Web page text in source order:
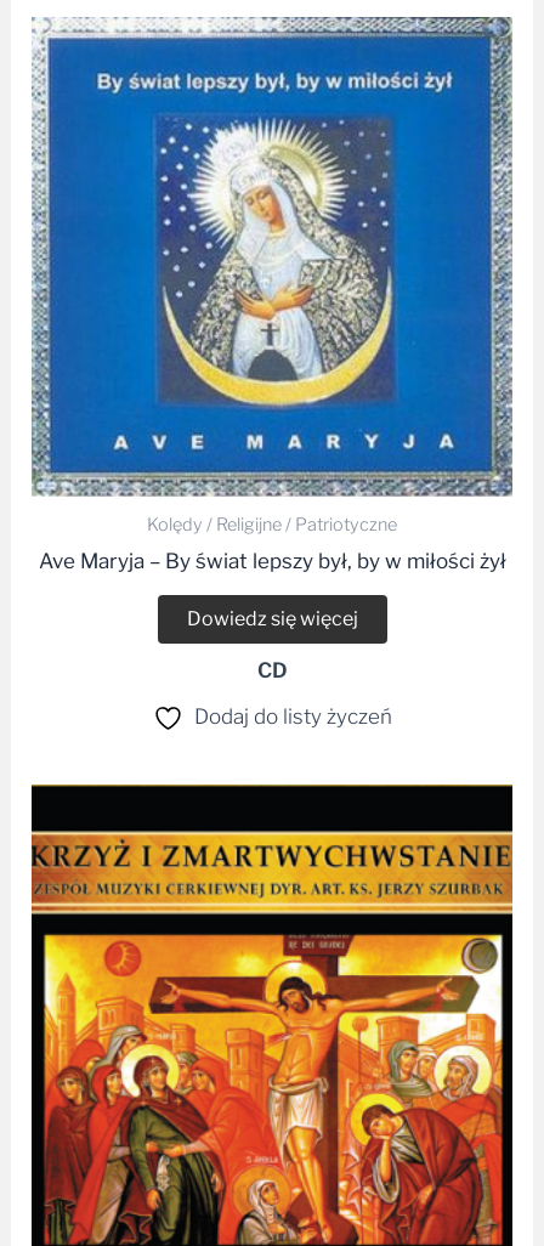
Kolędy / Religijne / Patriotyczne
Ave Maryja – By świat lepszy był, by w miłości żył
Dowiedz się więcej
CD
Dodaj do listy życzeń
od
25,00 zł
do
30,00 zł